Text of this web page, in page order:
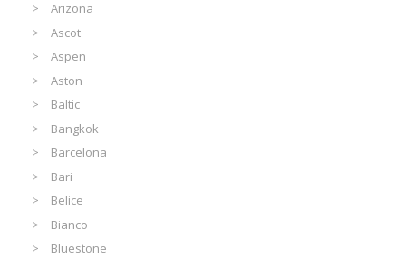
Arizona
Ascot
Aspen
Aston
Baltic
Bangkok
Barcelona
Bari
Belice
Bianco
Bluestone